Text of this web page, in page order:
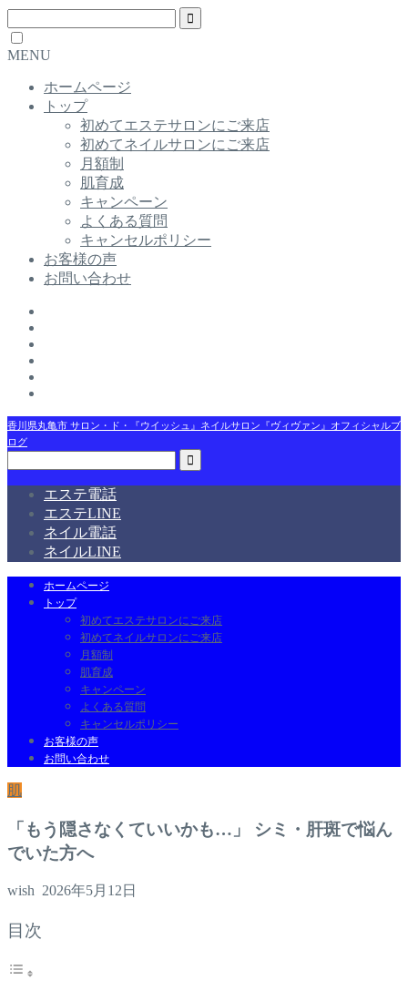
MENU
ホームページ
トップ
初めてエステサロンにご来店
初めてネイルサロンにご来店
月額制
肌育成
キャンペーン
よくある質問
キャンセルポリシー
お客様の声
お問い合わせ
香川県丸亀市 サロン・ド・『ウイッシュ』ネイルサロン『ヴィヴァン』オフィシャルブ
ログ
エステ電話
エステLINE
ネイル電話
ネイルLINE
ホームページ
トップ
初めてエステサロンにご来店
初めてネイルサロンにご来店
月額制
肌育成
キャンペーン
よくある質問
キャンセルポリシー
お客様の声
お問い合わせ
肌
「もう隠さなくていいかも…」 シミ・肝斑で悩ん
でいた方へ
wish 2026年5月12日
目次